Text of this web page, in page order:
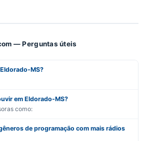
— Perguntas úteis
MS?
em Eldorado-MS?
como:
de programação com mais rádios